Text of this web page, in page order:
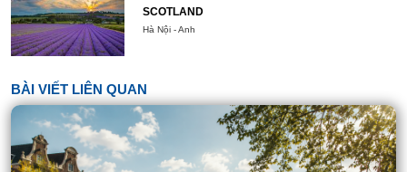
SCOTLAND
Hà Nội - Anh
BÀI VIẾT LIÊN QUAN